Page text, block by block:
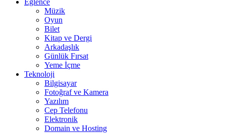
Eğlence
Müzik
Oyun
Bilet
Kitap ve Dergi
Arkadaşlık
Günlük Fırsat
Yeme İçme
Teknoloji
Bilgisayar
Fotoğraf ve Kamera
Yazılım
Cep Telefonu
Elektronik
Domain ve Hosting